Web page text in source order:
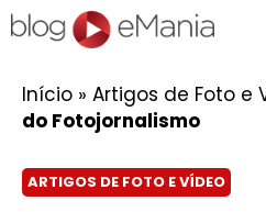
Início » Artigos de Foto e
do Fotojornalismo
ARTIGOS DE FOTO E VÍDEO